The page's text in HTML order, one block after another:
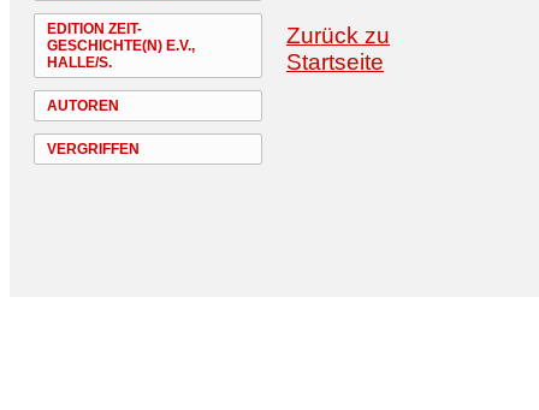
EDITION ZEIT-
GESCHICHTE(N) E.V.,
HALLE/S.
AUTOREN
VERGRIFFEN
Zurück zu
Startseite